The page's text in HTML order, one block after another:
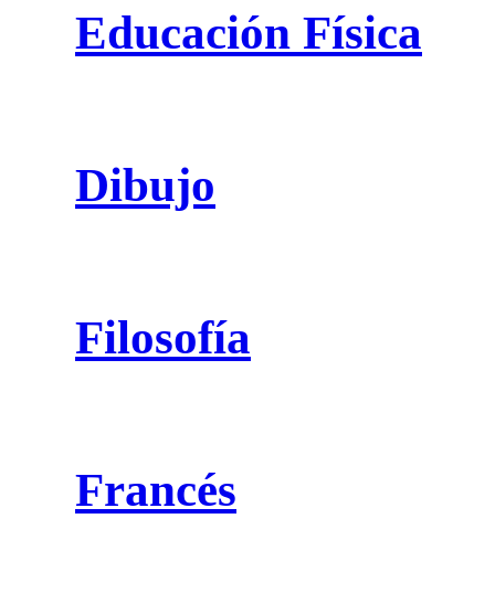
Educación Física
Dibujo
Filosofía
Francés